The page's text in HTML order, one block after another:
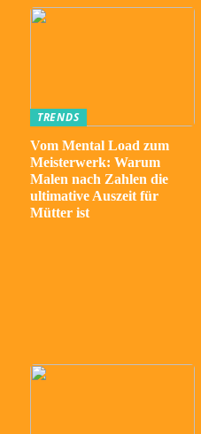
TRENDS
Vom Mental Load zum
Meisterwerk: Warum
Malen nach Zahlen die
ultimative Auszeit für
Mütter ist